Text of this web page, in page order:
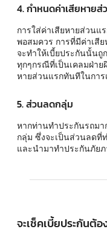
4. กำหนดค่าเสียหายส่
การใส่ค่าเสียหายส่วนแ
พอสมควร การที่มีค่าเสี
จะทำให้เบี้ยประกันนั้นถู
ทุกๆกรณีที่เป็นเคลมฝ่าย
หายส่วนแรกทันทีในการ
5. ส่วนลดกลุ่ม
หากท่านทำประกันรถม
กลุ่ม ซึ่งจะเป็นส่วนลดที่
และนำมาทำประกันภัย
จะเช็คเบี้ยประกันต้อ